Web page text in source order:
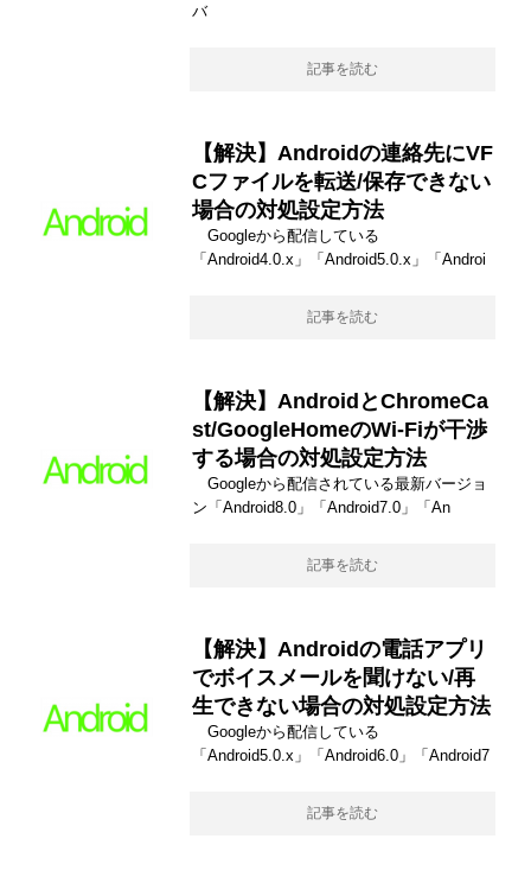
バ
記事を読む
【解決】Androidの連絡先にVF
Cファイルを転送/保存できない
場合の対処設定方法
Googleから配信している
「Android4.0.x」「Android5.0.x」「Androi
記事を読む
【解決】AndroidとChromeCa
st/GoogleHomeのWi-Fiが干渉
する場合の対処設定方法
Googleから配信されている最新バージョ
ン「Android8.0」「Android7.0」「An
記事を読む
【解決】Androidの電話アプリ
でボイスメールを聞けない/再
生できない場合の対処設定方法
Googleから配信している
「Android5.0.x」「Android6.0」「Android7
記事を読む